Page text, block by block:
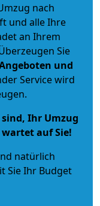
nach
und alle Ihre
an Ihrem
Sie
und
Service wird
Ihr Umzug
auf Sie!
natürlich
Sie Ihr Budget